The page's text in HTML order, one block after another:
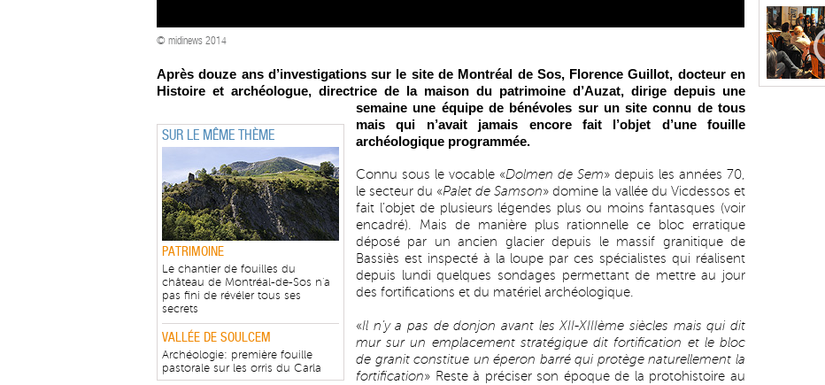
© midinews 2014
SUR LE MÊME THÈME
PATRIMOINE
Le chantier de fouilles du
château de Montréal-de-Sos n'a
pas fini de révéler tous ses
secrets
VALLÉE DE SOULCEM
Archéologie: première fouille
pastorale sur les orris du Carla
Après douze ans d’investigations sur le site de Montréal de Sos, Florence Guillot, docteur en
Histoire et archéologue, directrice de la maison du patrimoine d’Auzat, dirige depuis une
semaine une équipe de bénévoles sur un site connu de tous
mais qui n’avait jamais encore fait l’objet d’une fouille
archéologique programmée.
Connu sous le vocable «Dolmen de Sem» depuis les années 70,
le secteur du «Palet de Samson» domine la vallée du Vicdessos et
fait l’objet de plusieurs légendes plus ou moins fantasques (voir
encadré). Mais de manière plus rationnelle ce bloc erratique
déposé par un ancien glacier depuis le massif granitique de
Bassiès est inspecté à la loupe par ces spécialistes qui réalisent
depuis lundi quelques sondages permettant de mettre au jour
des fortifications et du matériel archéologique.
«Il n’y a pas de donjon avant les XII-XIIIème siècles mais qui dit
mur sur un emplacement stratégique dit fortification et le bloc
de granit constitue un éperon barré qui protège naturellement la
fortification» Reste à préciser son époque de la protohistoire au